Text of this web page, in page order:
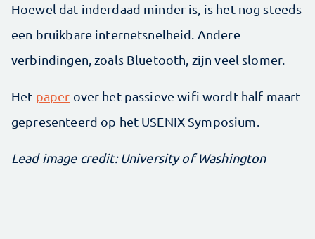
Hoewel dat inderdaad minder is, is het nog steeds
een bruikbare internetsnelheid. Andere
verbindingen, zoals Bluetooth, zijn veel slomer.
Het paper over het passieve wifi wordt half maart
gepresenteerd op het USENIX Symposium.
Lead image credit: University of Washington